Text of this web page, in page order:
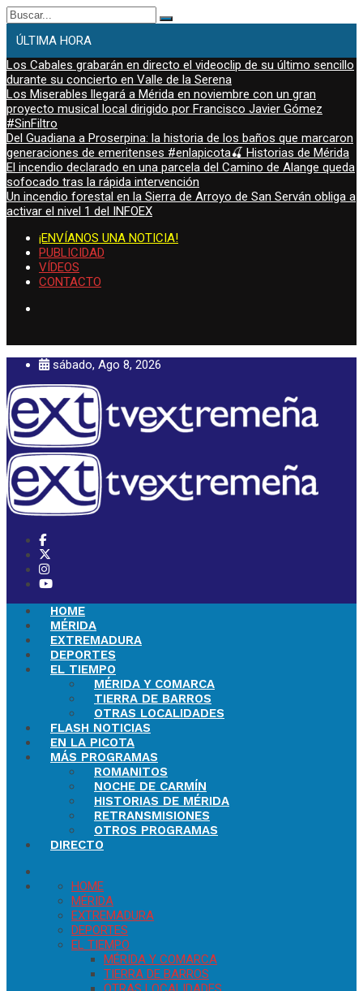
Buscar:
ÚLTIMA HORA
Los Cabales grabarán en directo el videoclip de su último sencillo
durante su concierto en Valle de la Serena
Los Miserables llegará a Mérida en noviembre con un gran
proyecto musical local dirigido por Francisco Javier Gómez
#SinFiltro
Del Guadiana a Proserpina: la historia de los baños que marcaron
generaciones de emeritenses #enlapicota🍒 Historias de Mérida
El incendio declarado en una parcela del Camino de Alange queda
sofocado tras la rápida intervención
Un incendio forestal en la Sierra de Arroyo de San Serván obliga a
activar el nivel 1 del INFOEX
¡ENVÍANOS UNA NOTICIA!
PUBLICIDAD
VÍDEOS
CONTACTO
sábado, Ago 8, 2026
HOME
MÉRIDA
EXTREMADURA
DEPORTES
EL TIEMPO
MÉRIDA Y COMARCA
TIERRA DE BARROS
OTRAS LOCALIDADES
FLASH NOTICIAS
EN LA PICOTA
MÁS PROGRAMAS
ROMANITOS
NOCHE DE CARMÍN
HISTORIAS DE MÉRIDA
RETRANSMISIONES
OTROS PROGRAMAS
DIRECTO
HOME
MÉRIDA
EXTREMADURA
DEPORTES
EL TIEMPO
MÉRIDA Y COMARCA
TIERRA DE BARROS